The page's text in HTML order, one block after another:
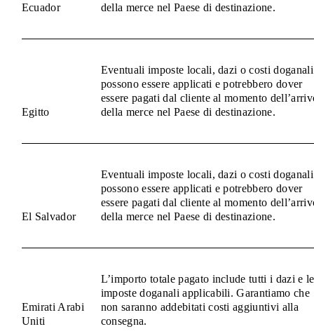
Ecuador
della merce nel Paese di destinazione.
Egitto
Eventuali imposte locali, dazi o costi doganali
possono essere applicati e potrebbero dover
essere pagati dal cliente al momento
della merce nel Paese di destinazione.
El Salvador
Eventuali imposte locali, dazi o costi doganali
possono essere applicati e potrebbero dover
essere pagati dal cliente al momento
della merce nel Paese di destinazione.
Emirati Arabi
Uniti
L’importo totale pagato include tutti i dazi e le
imposte doganali applicabili. Garantiamo che
non saranno addebitati costi aggiuntivi alla
consegna.